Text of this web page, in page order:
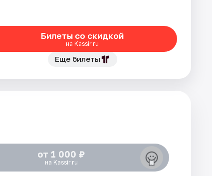
Билеты со скидкой
на Kassir.ru
Еще билеты
от 1 000 ₽
на Kassir.ru